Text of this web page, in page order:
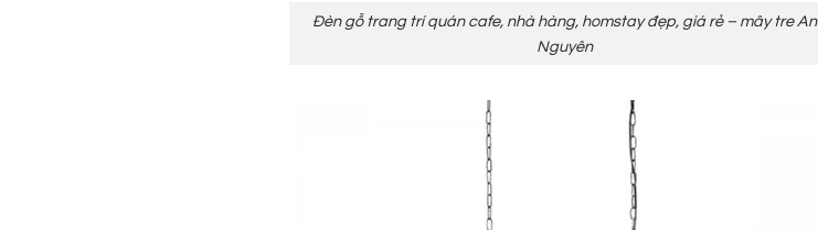
Đèn gỗ trang trí quán cafe, nhà hàng, homstay đẹp, giá rẻ – mây tre An
Nguyên